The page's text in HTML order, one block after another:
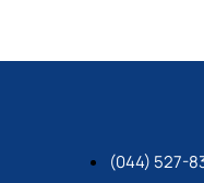
(044) 527-